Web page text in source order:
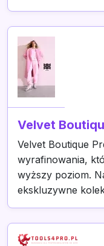
Velvet
Velvet Boutique
wyrafinowania,
wyższy poziom.
ekskluzywne